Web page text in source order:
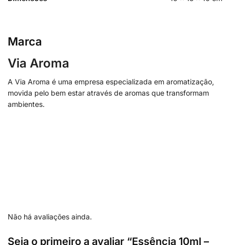
Marca
Via Aroma
A Via Aroma é uma empresa especializada em aromatização,
movida pelo bem estar através de aromas que transformam
ambientes.
Não há avaliações ainda.
Seja o primeiro a avaliar “Essência 10ml –